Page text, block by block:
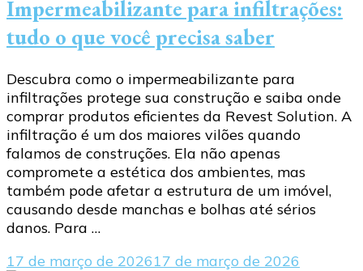
Impermeabilizante para infiltrações:
tudo o que você precisa saber
Descubra como o impermeabilizante para
infiltrações protege sua construção e saiba onde
comprar produtos eficientes da Revest Solution. A
infiltração é um dos maiores vilões quando
falamos de construções. Ela não apenas
compromete a estética dos ambientes, mas
também pode afetar a estrutura de um imóvel,
causando desde manchas e bolhas até sérios
danos. Para …
17 de março de 202617 de março de 2026